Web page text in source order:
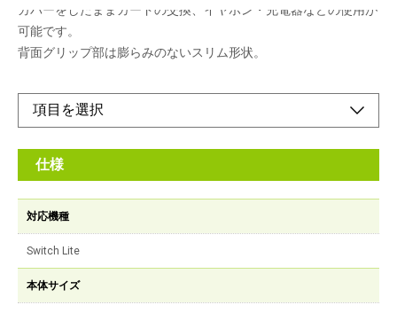
カバーをしたままカードの交換、イヤホン・充電器などの使用が
可能です。
背面グリップ部は膨らみのないスリム形状。
仕様
対応機種
Switch Lite
本体サイズ